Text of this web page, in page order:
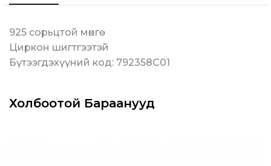
925 сорьцтой мөнгө
Циркон шигтгээтэй
Бүтээгдэхүүний код: 792358C01
Холбоотой Бараанууд